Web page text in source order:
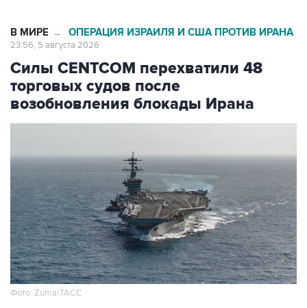
В МИРЕ → ОПЕРАЦИЯ ИЗРАИЛЯ И США ПРОТИВ ИРАНА
23:56, 5 августа 2026
Силы CENTCOM перехватили 48
торговых судов после
возобновления блокады Ирана
Фото: Zuma\ТАСС